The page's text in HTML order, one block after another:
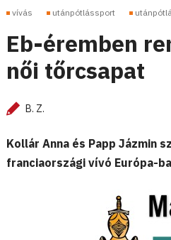
vívás utánpótlássport
Eb-éremben
női tőrcsapat
B. Z.
Kollár Anna és Papp Jázmin
franciaországi vívó Európa-